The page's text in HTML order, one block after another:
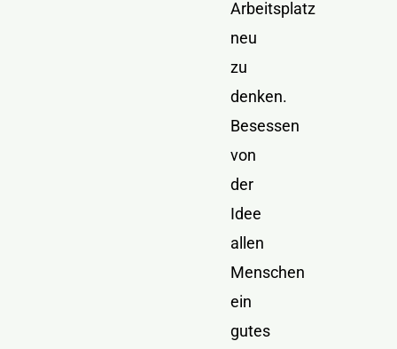
Arbeitsplatz
neu
zu
denken.
Besessen
von
der
Idee
allen
Menschen
ein
gutes